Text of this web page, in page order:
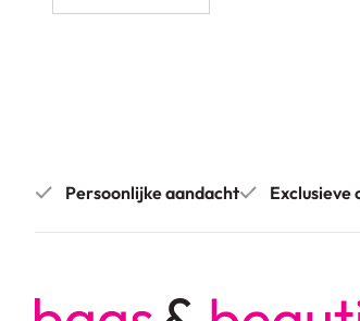
Persoonlijke aandacht Exclusieve